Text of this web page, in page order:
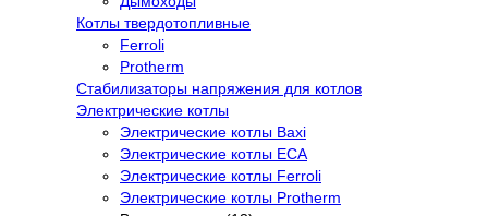
Котлы твердотопливные
Ferroli
Protherm
Стабилизаторы напряжения для котлов
Электрические котлы
Электрические котлы Baxi
Электрические котлы ECA
Электрические котлы Ferroli
Электрические котлы Protherm